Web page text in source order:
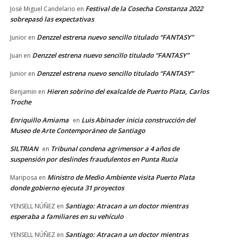
José Miguel Candelario en Festival de la Cosecha Constanza 2022
sobrepasó las expectativas
Junior en Denzzel estrena nuevo sencillo titulado “FANTASY”
Juan en Denzzel estrena nuevo sencillo titulado “FANTASY”
Junior en Denzzel estrena nuevo sencillo titulado “FANTASY”
Benjamin en Hieren sobrino del exalcalde de Puerto Plata, Carlos
Troche
Enriquillo Amiama en Luis Abinader inicia construcción del
Museo de Arte Contemporáneo de Santiago
SILTRIAN en Tribunal condena agrimensor a 4 años de
suspensión por deslindes fraudulentos en Punta Rucia
Mariposa en Ministro de Medio Ambiente visita Puerto Plata
donde gobierno ejecuta 31 proyectos
YENSELL NÚÑEZ en Santiago: Atracan a un doctor mientras
esperaba a familiares en su vehículo
YENSELL NÚÑEZ en Santiago: Atracan a un doctor mientras